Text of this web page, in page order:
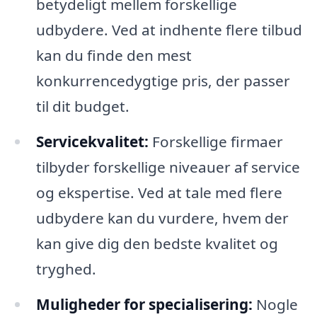
betydeligt mellem forskellige
udbydere. Ved at indhente flere tilbud
kan du finde den mest
konkurrencedygtige pris, der passer
til dit budget.
Servicekvalitet: Forskellige firmaer
tilbyder forskellige niveauer af service
og ekspertise. Ved at tale med flere
udbydere kan du vurdere, hvem der
kan give dig den bedste kvalitet og
tryghed.
Muligheder for specialisering: Nogle